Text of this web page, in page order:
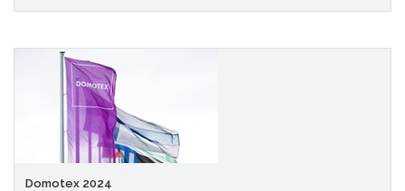
Domotex 2024